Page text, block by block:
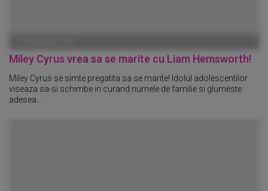
Miley Cyrus vrea sa se marite cu Liam Hemsworth!
Miley Cyrus se simte pregatita sa se marite! Idolul adolescentilor
viseaza sa-si schimbe in curand numele de familie si glumeste
adesea...